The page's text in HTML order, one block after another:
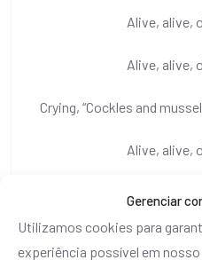
Gerenciar
Utilizamos cookies para
experiência possível em
Alive, alive,
Alive, alive,
Crying, “Cockles and
Alive, alive,
Alive, alive, oh
Crying, “Cockles and